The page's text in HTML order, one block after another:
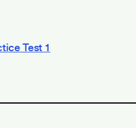
Test 1